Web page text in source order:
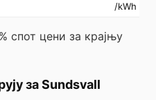
/kWh
спот цени за крајњу
за Sundsvall